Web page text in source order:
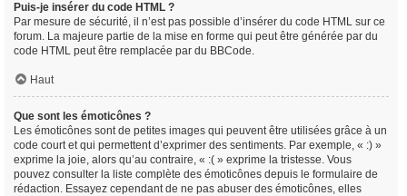
Puis-je insérer du code HTML ?
Par mesure de sécurité, il n’est pas possible d’insérer du code HTML sur ce
forum. La majeure partie de la mise en forme qui peut être générée par du
code HTML peut être remplacée par du BBCode.
Haut
Que sont les émoticônes ?
Les émoticônes sont de petites images qui peuvent être utilisées grâce à un
code court et qui permettent d’exprimer des sentiments. Par exemple, « :) »
exprime la joie, alors qu’au contraire, « :( » exprime la tristesse. Vous
pouvez consulter la liste complète des émoticônes depuis le formulaire de
rédaction. Essayez cependant de ne pas abuser des émoticônes, elles